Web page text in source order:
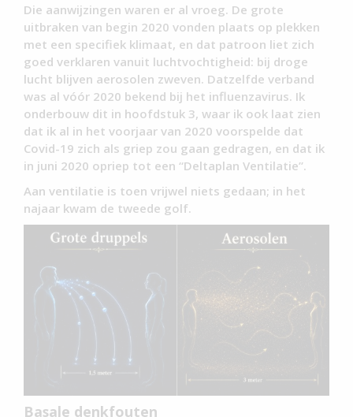
Die aanwijzingen waren er al vroeg. De grote
uitbraken van begin 2020 vonden plaats op plekken
met een specifiek klimaat, en dat patroon liet zich
goed verklaren vanuit luchtvochtigheid: bij droge
lucht blijven aerosolen zweven. Datzelfde verband
was al vóór 2020 bekend bij het influenzavirus. Ik
onderbouw dit in hoofdstuk 3, waar ik ook laat zien
dat ik al in het voorjaar van 2020 voorspelde dat
Covid-19 zich als griep zou gaan gedragen, en dat ik
in juni 2020 opriep tot een “Deltaplan Ventilatie”.
Aan ventilatie is toen vrijwel niets gedaan; in het
najaar kwam de tweede golf.
Basale denkfouten